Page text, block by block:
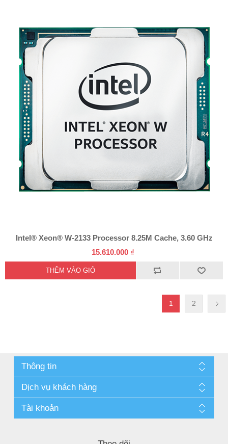
Intel® Xeon® W-2133 Processor 8.25M Cache, 3.60 GHz
15.610.000 ₫
1 2
Thông tin
Dịch vụ khách hàng
Tài khoản